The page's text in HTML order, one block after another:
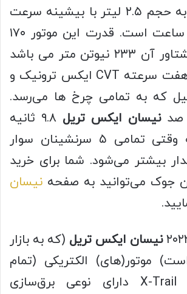
تنفس طبیعی به حجم ۲.۵ لیتر با بیشینه سرعت
۲۱۰ کیلومتر بر ساعت است. قدرت این موتور ۱۷۰
اسب بخار و گشتاور آن ۲۳۳ نیوتن متر می باشد
با جعبه دنده هفت سرعته CVT ایکس ترونیک و
که به تمامی چرخ ها می‌رسد.
صدنیسان ایکس تریل
۹.۸ ثانیه
براورد شده که وقتی تمامی ۵ سرنشینان سوار
بیشتر می‌شود. شما برای خرید
جوک می‌توانید به صفحه نیسان
نیسان ایکس تریل (که به بازار
موتور(های) الکتریکی (تمام
نسخه‌های۲۰۲۲ X-Trail دارای نوعی برق‌سازی